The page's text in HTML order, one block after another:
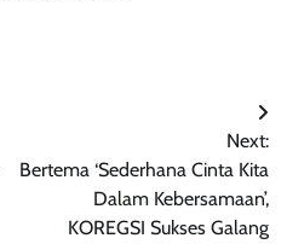
Next:
Bertema ‘Sederhana Cinta Kita
Dalam Kebersamaan’,
KOREGSI Sukses Galang